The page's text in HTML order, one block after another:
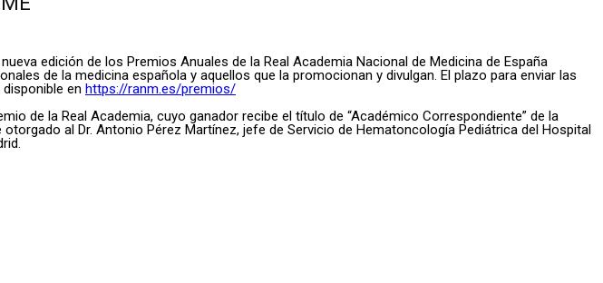
edición de los Premios Anuales de la Real Academia Nacional de Medicina de España
de la medicina española y aquellos que la promocionan y divulgan. El plazo para enviar las
en https://ranm.es/premios/
de la Real Academia, cuyo ganador recibe el título de “Académico Correspondiente” de la
al Dr. Antonio Pérez Martínez, jefe de Servicio de Hematoncología Pediátrica del Hospital